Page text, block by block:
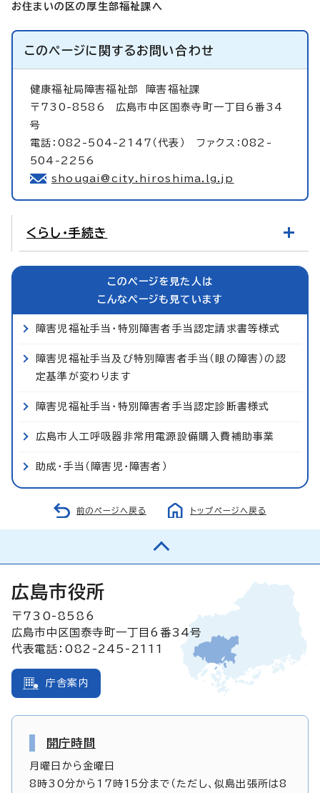
お住まいの区の厚生部福祉課へ
このページに関するお問い合わせ
健康福祉局障害福祉部
障害福祉課
〒730-8586 広島市中区国泰寺町一丁目6番34
号
電話：082-504-2147（代表） ファクス：082-
504-2256
shougai@city.hiroshima.lg.jp
くらし・手続き
このページを見た人は
こんなページも見ています
障害児福祉手当・特別障害者手当認定請求書等様式
障害児福祉手当及び特別障害者手当（眼の障害）の認
定基準が変わります
障害児福祉手当・特別障害者手当認定診断書様式
広島市人工呼吸器非常用電源設備購入費補助事業
助成・手当（障害児・障害者）
前のページへ戻る トップページへ戻る
広島市役所
〒730-8586
広島市中区国泰寺町一丁目6番34号
代表電話：082-245-2111
庁舎案内
開庁時間
月曜日から金曜日
8時30分から17時15分まで（ただし、似島出張所は8